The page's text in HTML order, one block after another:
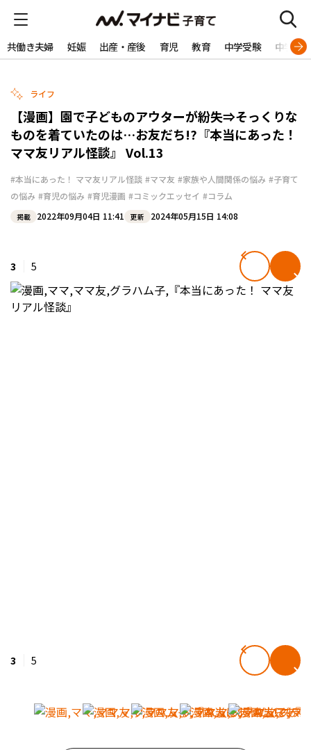
共働き夫婦 妊娠 出産・産後 育児 教育 中学受験 中学生
ライフ
【漫画】園で子どものアウターが紛失⇒そっくりな
ものを着ていたのは…お友だち!?『本当にあった！
ママ友リアル怪談』 Vol.13
#本当にあった！ ママ友リアル怪談 #ママ友 #家族や人間関係の悩み #子育て
の悩み #育児の悩み #育児漫画 #コミックエッセイ #コラム
掲載 2022年09月04日 11:41 更新 2024年05月15日 14:08
3 5
3 5